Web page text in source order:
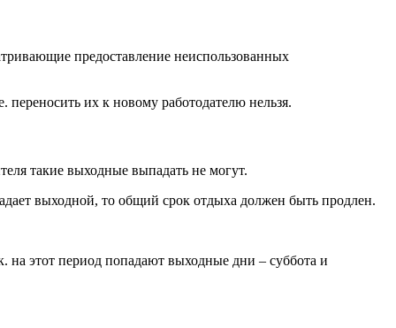
предоставление неиспользованных
их к новому работодателю нельзя.
такие выходные выпадать не могут.
выходной, то общий срок отдыха должен быть продлен.
на этот период попадают выходные дни – суббота и